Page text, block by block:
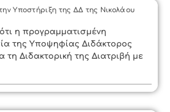
Υποστήριξη της ΔΔ της Νικολάου
η προγραμματισμένη
της Υποψηφίας Διδάκτορος
τη Διδακτορική της Διατριβή με